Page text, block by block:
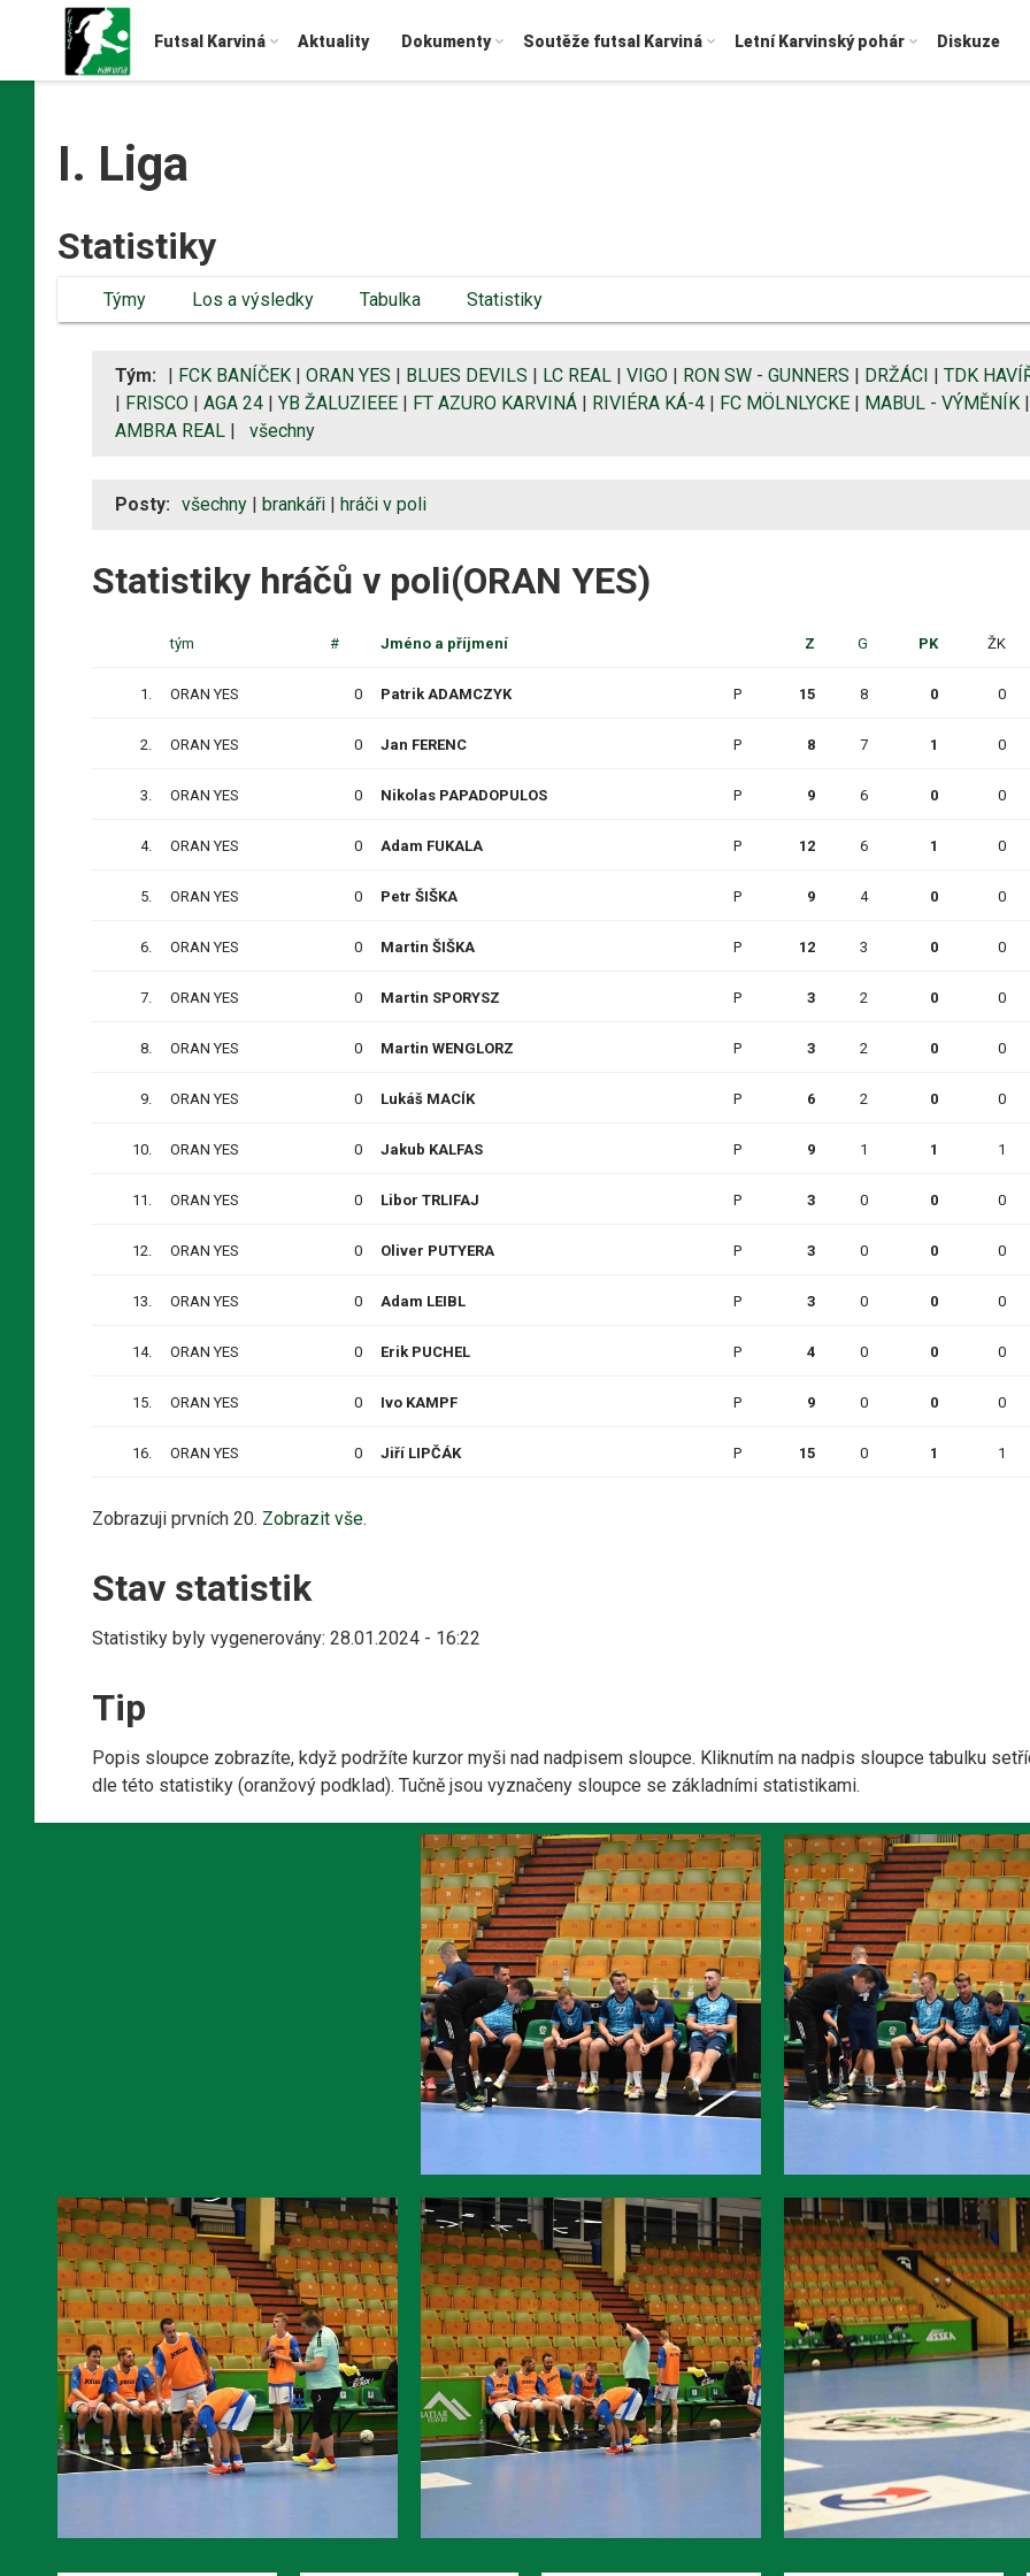
Futsal Karviná Aktuality Dokumenty Soutěže futsal Karviná Letní Karvinský pohár Diskuze
I. Liga
Statistiky
Týmy Los a výsledky Tabulka Statistiky
Tým: | FCK BANÍČEK | ORAN YES | BLUES DEVILS | LC REAL | VIGO | RON SW - GUNNERS | DRŽÁCI | TDK
| FRISCO | AGA 24 | YB ŽALUZIEEE | FT AZURO KARVINÁ | RIVIÉRA KÁ-4 | FC MÖLNLYCKE | MABUL - VÝMĚNÍK |
AMBRA REAL | všechny
Posty: všechny | brankáři | hráči v poli
Statistiky hráčů v poli(ORAN YES)
tým # Jméno a příjmení Z G PK ŽK
1. ORAN YES 0 Patrik ADAMCZYK P 15 8 0 0
2. ORAN YES 0 Jan FERENC P 8 7 1 0
3. ORAN YES 0 Nikolas PAPADOPULOS P 9 6 0 0
4. ORAN YES 0 Adam FUKALA P 12 6 1 0
5. ORAN YES 0 Petr ŠIŠKA P 9 4 0 0
6. ORAN YES 0 Martin ŠIŠKA P 12 3 0 0
7. ORAN YES 0 Martin SPORYSZ P 3 2 0 0
8. ORAN YES 0 Martin WENGLORZ P 3 2 0 0
9. ORAN YES 0 Lukáš MACÍK P 6 2 0 0
10. ORAN YES 0 Jakub KALFAS P 9 1 1 1
11. ORAN YES 0 Libor TRLIFAJ P 3 0 0 0
12. ORAN YES 0 Oliver PUTYERA P 3 0 0 0
13. ORAN YES 0 Adam LEIBL P 3 0 0 0
14. ORAN YES 0 Erik PUCHEL P 4 0 0 0
15. ORAN YES 0 Ivo KAMPF P 9 0 0 0
16. ORAN YES 0 Jiří LIPČÁK P 15 0 1 1
Zobrazuji prvních 20. Zobrazit vše.
Stav statistik
Statistiky byly vygenerovány: 28.01.2024 - 16:22
Tip
Popis sloupce zobrazíte, když podržíte kurzor myši nad nadpisem sloupce. Kliknutím na nadpis sloupce tabulku
dle této statistiky (oranžový podklad). Tučně jsou vyznačeny sloupce se základními statistikami.